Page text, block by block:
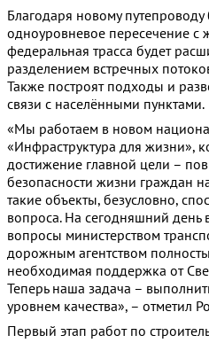
Благодаря новому
одноуровневое пересечение с
федеральная трасса будет
разделением встречных
Также построят подходы и
связи с населёнными пунктами.
«Мы работаем в новом
«Инфраструктура для жизни»,
достижение главной цели –
безопасности жизни граждан
такие объекты, безусловно,
вопроса. На сегодняшний день
вопросы министерством
дорожным агентством
необходимая поддержка от
Теперь наша задача –
уровнем качества», – отметил
Первый этап работ по